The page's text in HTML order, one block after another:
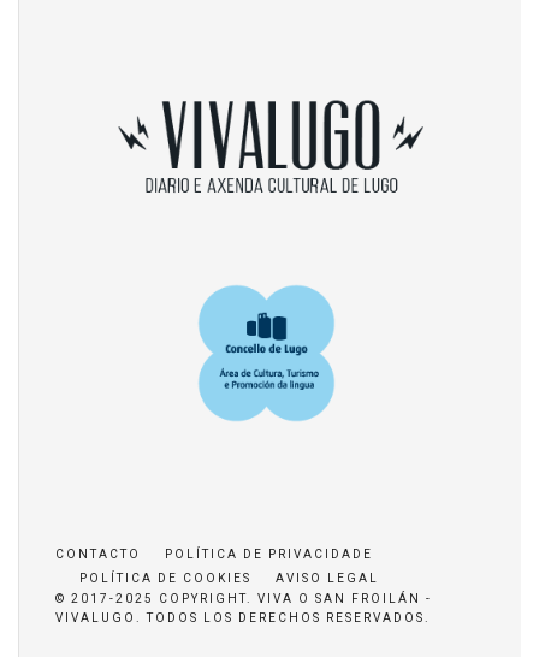
CONTACTO
POLÍTICA DE PRIVACIDADE
POLÍTICA DE COOKIES
AVISO LEGAL
© 2017-2025 COPYRIGHT. VIVA O SAN FROILÁN -
VIVALUGO. TODOS LOS DERECHOS RESERVADOS.